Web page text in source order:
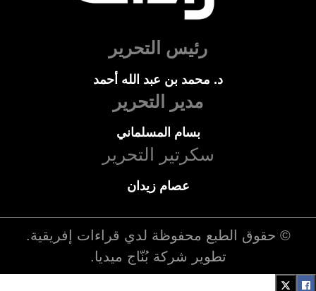
رئيس التحرير
د. محمد بن عبد الله أحمد
مدير التحرير
بسام المسلماني
سكرتير التحرير
عصام زيدان
© حقوق الطبع محفوظة لدي قراءات إفريقية.
تطوير شركةبُنّاج ميديا.